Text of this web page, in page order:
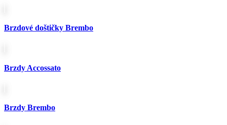
Brzdové doštičky Brembo
Brzdy Accossato
Brzdy Brembo